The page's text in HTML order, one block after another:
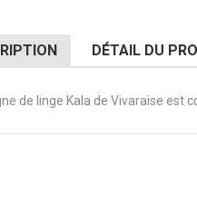
DÉTAIL DU
de linge Kala de Vivaraise